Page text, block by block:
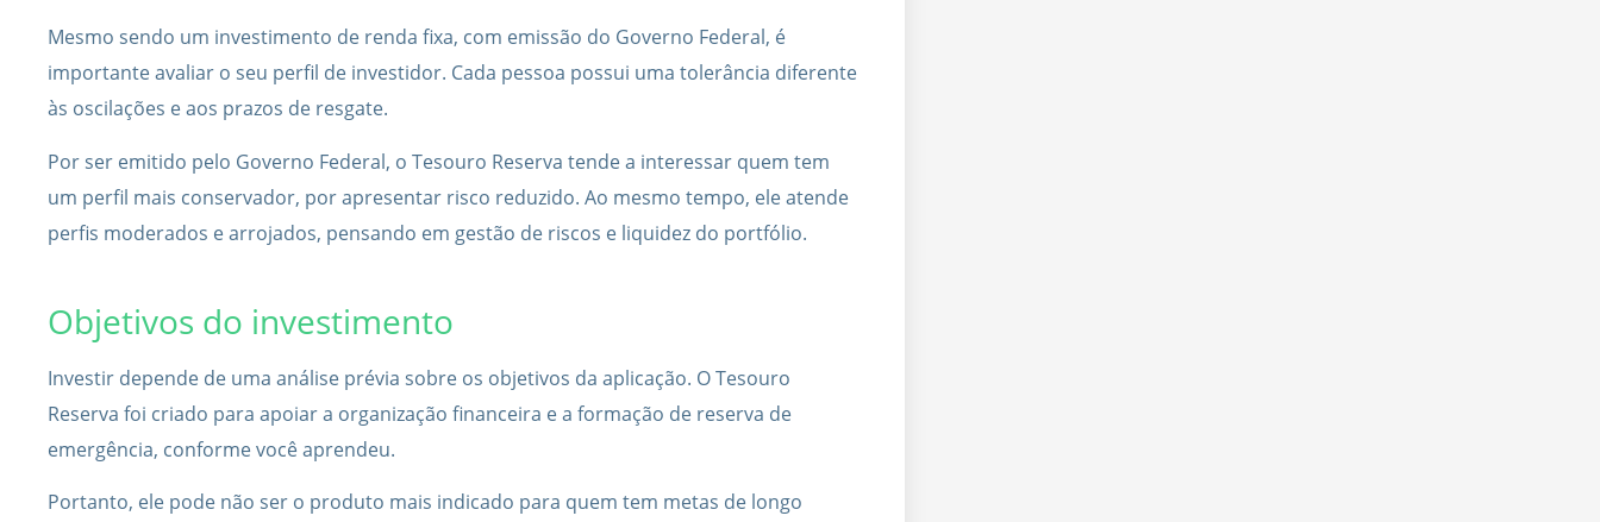
Mesmo sendo um investimento de renda fixa, com emissão do Governo Federal, é
importante avaliar o seu perfil de investidor. Cada pessoa possui uma tolerância diferente
às oscilações e aos prazos de resgate.
Por ser emitido pelo Governo Federal, o Tesouro Reserva tende a interessar quem tem
um perfil mais conservador, por apresentar risco reduzido. Ao mesmo tempo, ele atende
perfis moderados e arrojados, pensando em gestão de riscos e liquidez do portfólio.
Objetivos do investimento
Investir depende de uma análise prévia sobre os objetivos da aplicação. O Tesouro
Reserva foi criado para apoiar a organização financeira e a formação de reserva de
emergência, conforme você aprendeu.
Portanto, ele pode não ser o produto mais indicado para quem tem metas de longo